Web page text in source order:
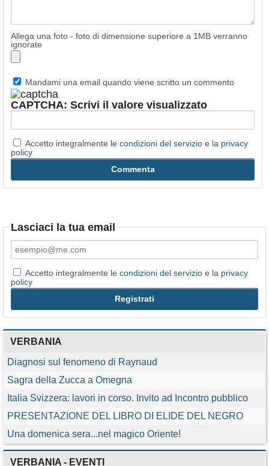
Allega una foto - foto di dimensione superiore a 1MB verranno
ignorate
Mandami una email quando viene scritto un commento
CAPTCHA: Scrivi il valore visualizzato
Accetto integralmente le condizioni del servizio e la privacy
policy
Lasciaci la tua email
Accetto integralmente le condizioni del servizio e la privacy
policy
VERBANIA
Diagnosi sul fenomeno di Raynaud
Sagra della Zucca a Omegna
Italia Svizzera: lavori in corso. Invito ad Incontro pubblico
PRESENTAZIONE DEL LIBRO DI ELIDE DEL NEGRO
Una domenica sera...nel magico Oriente!
VERBANIA - EVENTI